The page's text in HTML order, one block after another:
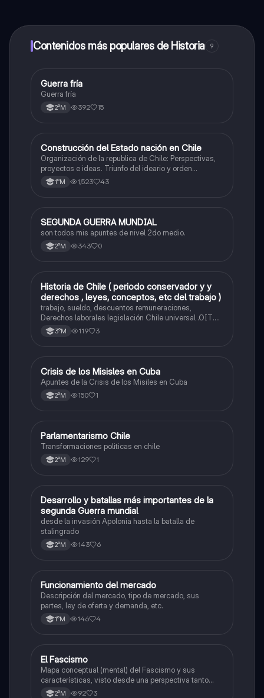
a determinadas funciones.
Contenidos más populares de Historia 9
Historia
Guerra fría
Guerra fría
2°M 392 15
Historia
Construcción del Estado nación en Chile
Organización de la republica de Chile: Perspectivas,
proyectos e ideas. Triunfo del ideario y orden
conservador. Constitución de 1833. "Era Portaliana"
1°M 1,523 43
Historia
SEGUNDA GUERRA MUNDIAL
son todos mis apuntes de nivel 2do medio.
2°M 343 0
Historia
Historia de Chile ( periodo conservador y y
derechos , leyes, conceptos, etc del trabajo )
trabajo, sueldo, descuentos remuneraciones,
Derechos laborales legislación Chile universal .OIT.
Evolución de las org. trabajadores de Chile. Evolución
legislación laboral en Chile. Mecanismos protección a
3°M 119 3
Historia
Crisis de los Misisles en Cuba
Apuntes de la Crisis de los Misiles en Cuba
2°M 150 1
Historia
Parlamentarismo Chile
Transformaciones politicas en chile
2°M 129 1
Historia
Desarrollo y batallas más importantes de la
segunda Guerra mundial
desde la invasión Apolonia hasta la batalla de
stalingrado
2°M 143 6
Historia
Funcionamiento del mercado
Descripción del mercado, tipo de mercado, sus
partes, ley de oferta y demanda, etc.
1°M 146 4
Historia
El Fascismo
Mapa conceptual (mental) del Fascismo y sus
características, visto desde una perspectiva tanto
como política, cultural y económica/social.
2°M 92 3